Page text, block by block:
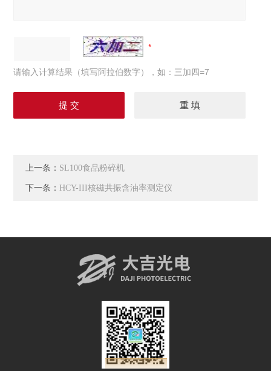
请输入计算结果（填写阿拉伯数字），如：三加四=7
上一条： SL100食品粉碎机
下一条： HCY-III核磁共振含油率测定仪